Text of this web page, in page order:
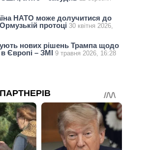
НАТО може долучитися до
протоці 30 квітня 2026,
нових рішень Трампа щодо
Європі – ЗМІ 9 травня 2026, 16:28